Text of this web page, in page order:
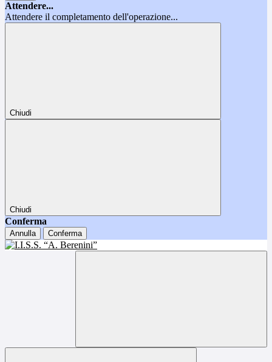
Attendere...
Attendere il completamento dell'operazione...
Chiudi
Chiudi
Conferma
Annulla Conferma